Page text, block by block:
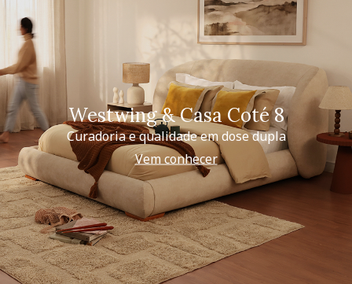
Westwing & Casa Coté 8
Curadoria e qualidade em dose dupla
Vem conhecer